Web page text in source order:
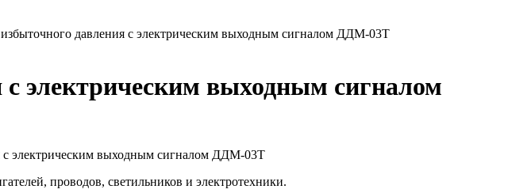
давления с электрическим выходным сигналом ДДМ-03Т
электрическим выходным сигналом
с электрическим выходным сигналом ДДМ-03Т
проводов, светильников и электротехники.